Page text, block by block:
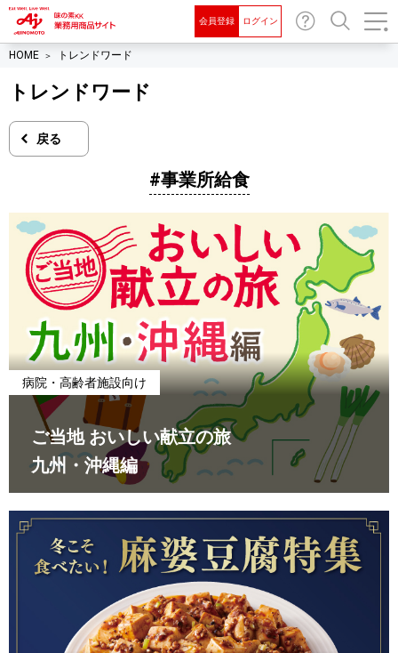
会員登録 ログイン
HOME トレンドワード
トレンドワード
戻る
#事業所給食
病院・高齢者施設向け
ご当地 おいしい献立の旅
九州・沖縄編